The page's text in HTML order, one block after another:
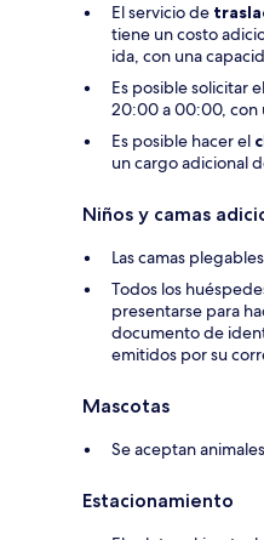
El servicio de
tiene un costo
ida, con una
Es posible solicitar el
20:00 a 00:00, con
Es posible hacer el
un cargo adicional
Niños y camas
Las camas
Todos los
presentarse para
documento de
emitidos por su
Mascotas
Se aceptan
Estacionamiento